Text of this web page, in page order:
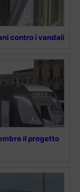
contro i vandali
il progetto